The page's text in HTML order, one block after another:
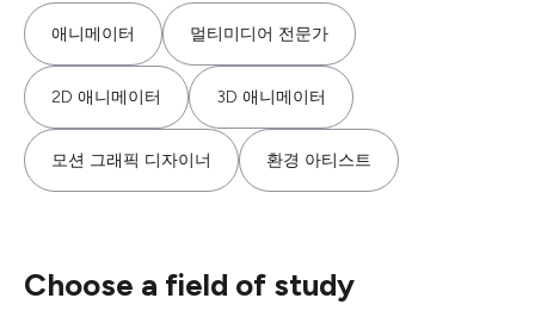
애니메이터 멀티미디어 전문가
2D 애니메이터 3D 애니메이터
모션 그래픽 디자이너 환경 아티스트
Choose a field of study